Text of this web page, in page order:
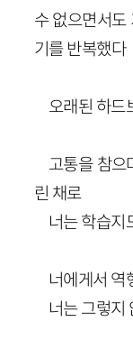
수 없으면서도
기를 반복했다
오래된 하드
고통을 참으
린 채로
너는 학습지
너에게서 역
너는 그렇지